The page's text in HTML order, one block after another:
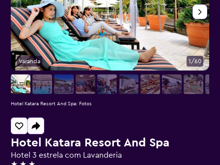
Hotel Katara Resort And Spa
Hotel 3 estrela com Lavanderia
Varanda 1/60
Hotel Katara Resort And Spa: Fotos